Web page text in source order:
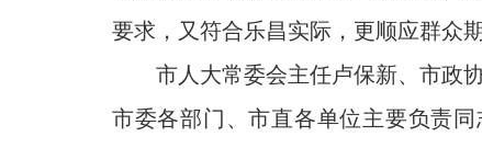
要求，又符合乐昌实际，更顺应群众期
市人大常委会主任卢保新、市政协
市委各部门、市直各单位主要负责